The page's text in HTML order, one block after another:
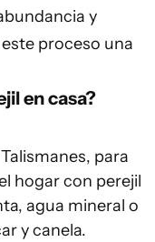
y
proceso una
en casa?
, para
hogar con perejil
agua mineral o
y canela.